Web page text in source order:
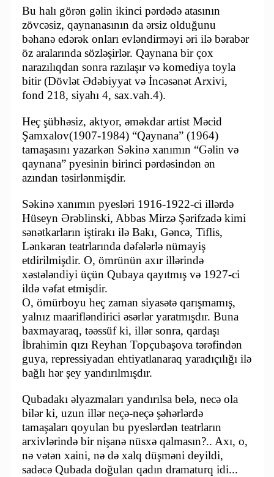
Bu halı görən gəlin ikinci pərdədə atasının
zövcəsiz, qaynanasının da ərsiz olduğunu
bəhanə edərək onları evləndirməyi əri ilə bərabər
öz aralarında sözləşirlər. Qaynana bir çox
narazılıqdan sonra razılaşır və komediya toyla
bitir (Dövlət Ədəbiyyat və İncəsənət Arxivi,
fond 218, siyahı 4, sax.vah.4).
Heç şübhəsiz, aktyor, əməkdar artist Məcid
Şamxalov(1907-1984) “Qaynana” (1964)
tamaşasını yazarkən Səkinə xanımın “Gəlin və
qaynana” pyesinin birinci pərdəsindən ən
azından təsirlənmişdir.
Səkinə xanımın pyesləri 1916-1922-ci illərdə
Hüseyn Ərəblinski, Abbas Mirzə Şərifzadə kimi
sənətkarların iştirakı ilə Bakı, Gəncə, Tiflis,
Lənkəran teatrlarında dəfələrlə nümayiş
etdirilmişdir. O, ömrünün axır illərində
xəstələndiyi üçün Qubaya qayıtmış və 1927-ci
ildə vəfat etmişdir.
O, ömürboyu heç zaman siyasətə qarışmamış,
yalnız maarifləndirici əsərlər yaratmışdır. Buna
baxmayaraq, təəssüf ki, illər sonra, qardaşı
İbrahimin qızı Reyhan Topçubaşova tərəfindən
guya, repressiyadan ehtiyatlanaraq yaradıçılığı ilə
bağlı hər şey yandırılmışdır.
Qubadakı əlyazmaları yandırılsa belə, necə ola
bilər ki, uzun illər neçə-neçə şəhərlərdə
tamaşaları qoyulan bu pyeslərdən teatrların
arxivlərində bir nişanə nüsxə qalmasın?.. Axı, o,
nə vətən xaini, nə də xalq düşməni deyildi,
sadəcə Qubada doğulan qadın dramaturq idi...